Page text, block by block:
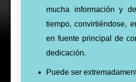
mucha información y
tiempo, convirtiéndose,
en fuente principal de
dedicación.
Puede ser